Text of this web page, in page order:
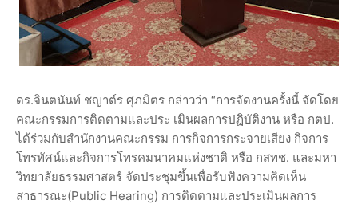
ดร.จินตนันท์ ชญาต์ร ศุภมิตร กล่าวว่า “การจัดงานครั้งนี้ จัดโดย
คณะกรรมการติดตามและประ เมินผลการปฏิบัติงาน หรือ กตป.
ได้ร่วมกับสำนักงานคณะกรรม การกิจการกระจายเสียง กิจการ
โทรทัศน์และกิจการโทรคมนาคมแห่งชาติ หรือ กสทช. และมหา
วิทยาลัยธรรมศาสตร์ จัดประชุมขึ้นเพื่อรับฟังความคิดเห็น
สาธารณะ(Public Hearing) การติดตามและประเมินผลการ